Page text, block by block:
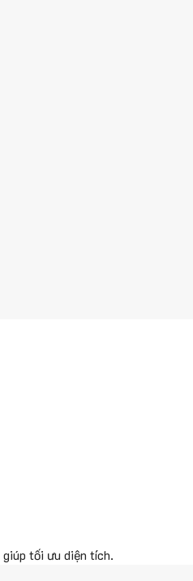
giúp tối ưu diện tích.